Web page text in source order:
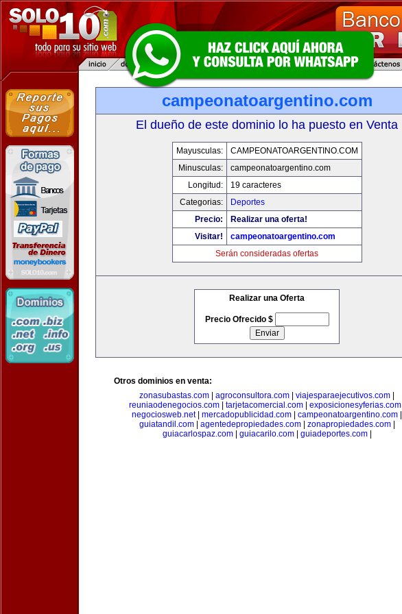
campeonatoargentino.com
El dueño de este dominio lo ha puesto en Venta
Mayusculas:
CAMPEONATOARGENTINO.COM
Minusculas:
campeonatoargentino.com
Longitud:
19 caracteres
Categorias:
Deportes
Precio:
Realizar una oferta!
Visitar!
campeonatoargentino.com
Serán consideradas ofertas
Realizar una Oferta
Precio Ofrecido $
Otros dominios en venta:
zonasubastas.com
agroconsultora.com viajesparaejecutivos.com
reuniaodenegocios.com| tarjetacomercial.com| exposicionesyferias.com|
negociosweb.net| mercadopublicidad.com campeonatoargentino.com
guiatandil.com| agentedepropiedades.com| zonapropiedades.com|
guiacarlospaz.com| guiacarilo.com| guiadeportes.com|